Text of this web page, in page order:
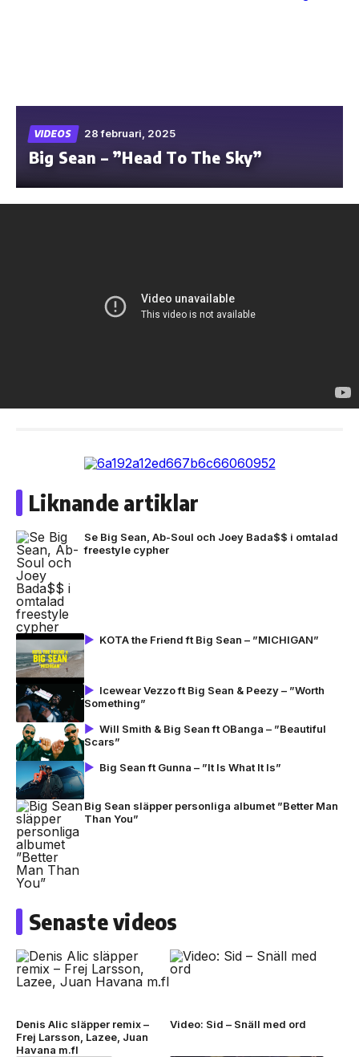
content
VIDEOS 28 februari, 2025
Big Sean – ”Head To The Sky”
Liknande artiklar
Se Big Sean, Ab-Soul och Joey Bada$$ i omtalad
freestyle cypher
KOTA the Friend ft Big Sean – ”MICHIGAN”
Icewear Vezzo ft Big Sean & Peezy – ”Worth
Something”
Will Smith & Big Sean ft OBanga – ”Beautiful
Scars”
Big Sean ft Gunna – ”It Is What It Is”
Big Sean släpper personliga albumet ”Better Man
Than You”
Senaste videos
Denis Alic släpper remix –
Frej Larsson, Lazee, Juan
Havana m.fl
Video: Sid – Snäll med ord